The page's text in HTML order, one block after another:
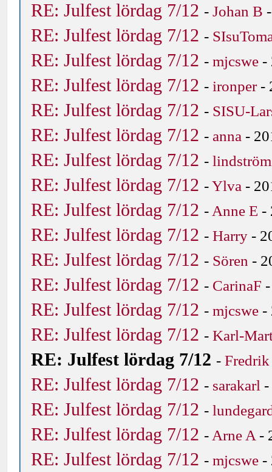
RE: Julfest lördag 7/12 -Johan B
RE: Julfest lördag 7/12 -
RE: Julfest lördag 7/12 -mjcswe -
RE: Julfest lördag 7/12 - ironper-
RE: Julfest lördag 7/12 - SISU-
RE: Julfest lördag 7/12 - anna -
RE: Julfest lördag 7/12 -lindström
RE: Julfest lördag 7/12 -Ylva -
RE: Julfest lördag 7/12 - Anne E -
RE: Julfest lördag 7/12 -Harry -
RE: Julfest lördag 7/12 - Sören -
RE: Julfest lördag 7/12 - CarinaF
RE: Julfest lördag 7/12 -mjcswe -
RE: Julfest lördag 7/12 -Karl-
RE: Julfest lördag 7/12 -
RE: Julfest lördag 7/12 - sarakarl
RE: Julfest lördag 7/12 -
RE: Julfest lördag 7/12 - Arne A -
RE: Julfest lördag 7/12 -mjcswe -